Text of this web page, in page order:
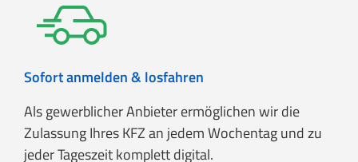
Sofort anmelden & losfahren
Als gewerblicher Anbieter ermöglichen wir die
Zulassung Ihres KFZ an jedem Wochentag und zu
jeder Tageszeit komplett digital.